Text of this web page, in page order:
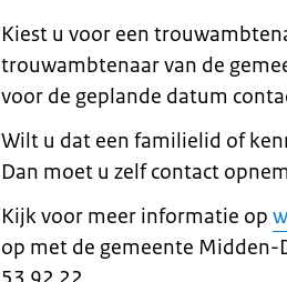
Kiest u voor een
trouwambtenaar van de
voor de geplande datum
Wilt u dat een familielid of
Dan moet u zelf contact
Kijk voor meer informatie op
op met de gemeente